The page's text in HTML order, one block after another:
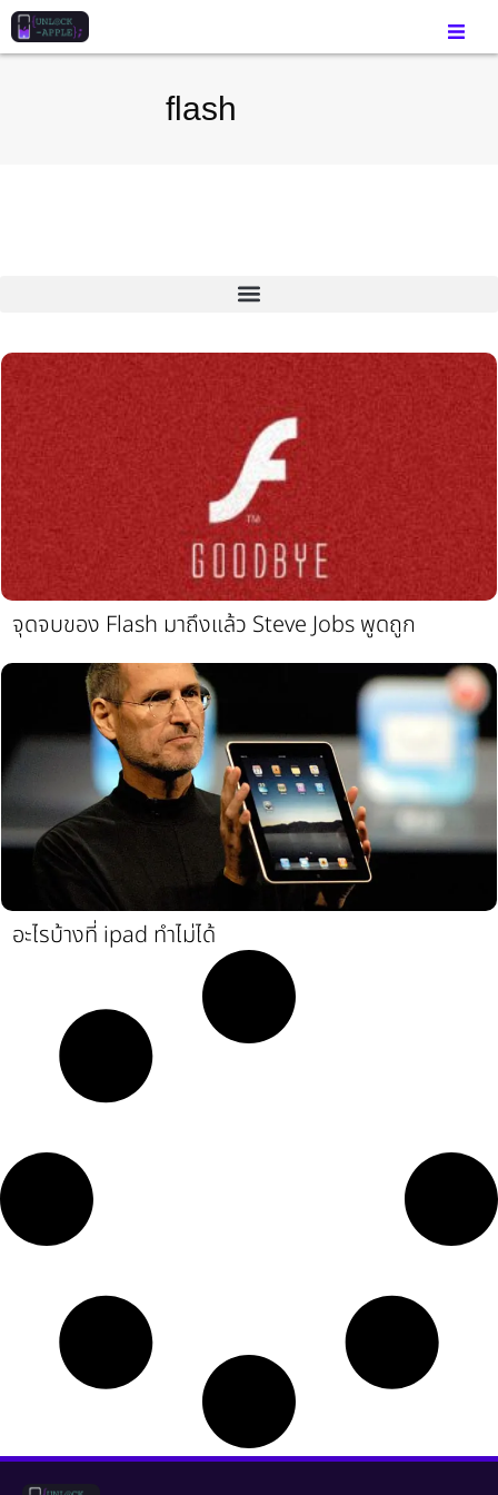
flash
จุดจบของ Flash มาถึงแล้ว Steve Jobs พูดถูก
อะไรบ้างที่ ipad ทำไม่ได้